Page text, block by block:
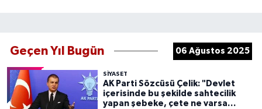
Geçen Yıl Bugün 06 Ağustos 2025
SIYASET
AK Parti Sözcüsü Çelik: "Devlet
içerisinde bu şekilde sahtecilik
yapan şebeke, çete ne varsa